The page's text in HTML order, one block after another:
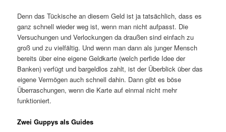
Denn das Tückische an diesem Geld ist ja tatsächlich, dass es
ganz schnell wieder weg ist, wenn man nicht aufpasst. Die
Versuchungen und Verlockungen da draußen sind einfach zu
groß und zu vielfältig. Und wenn man dann als junger Mensch
bereits über eine eigene Geldkarte (welch perfide Idee der
Banken) verfügt und bargeldlos zahlt, ist der Überblick über das
eigene Vermögen auch schnell dahin. Dann gibt es böse
Überraschungen, wenn die Karte auf einmal nicht mehr
funktioniert.
Zwei Guppys als Guides